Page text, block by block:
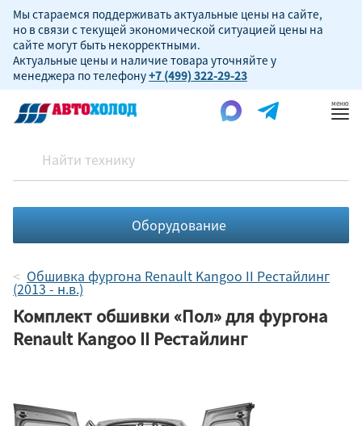
Мы стараемся поддерживать актуальные цены на сайте,
но в связи с текущей экономической ситуацией цены на
сайте могут быть некорректными.
Актуальные цены и наличие товара уточняйте у
менеджера по телефону+7 (499) 322-29-23
Оборудование
Обшивка фургона Renault Kangoo II Рестайлинг
(2013 - н.в.)
Комплект обшивки «Пол» для фургона
Renault Kangoo II Рестайлинг